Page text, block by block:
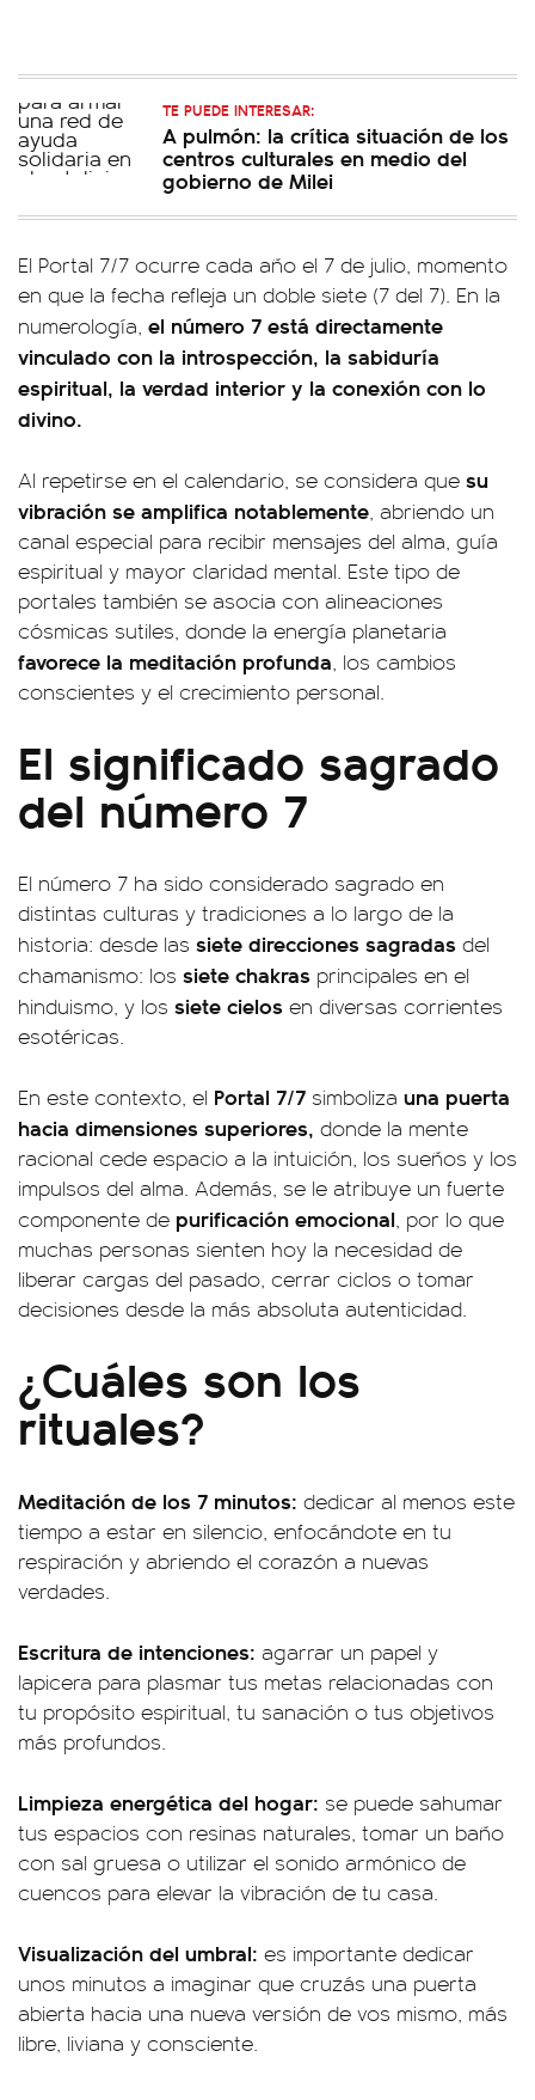
TE PUEDE INTERESAR:
A pulmón: la crítica situación de los
centros culturales en medio del
gobierno de Milei
El Portal 7/7 ocurre cada año el 7 de julio, momento
en que la fecha refleja un doble siete (7 del 7). En la
numerología, el número 7 está directamente
vinculado con la introspección, la sabiduría
espiritual, la verdad interior y la conexión con lo
divino.
Al repetirse en el calendario, se considera que su
vibración se amplifica notablemente, abriendo un
canal especial para recibir mensajes del alma, guía
espiritual y mayor claridad mental. Este tipo de
portales también se asocia con alineaciones
cósmicas sutiles, donde la energía planetaria
favorece la meditación profunda, los cambios
conscientes y el crecimiento personal.
El significado sagrado
del número 7
El número 7 ha sido considerado sagrado en
distintas culturas y tradiciones a lo largo de la
historia: desde las siete direcciones sagradas del
chamanismo: los siete chakras principales en el
hinduismo, y los siete cielos en diversas corrientes
esotéricas.
En este contexto, el Portal 7/7 simboliza una puerta
hacia dimensiones superiores, donde la mente
racional cede espacio a la intuición, los sueños y los
impulsos del alma. Además, se le atribuye un fuerte
componente de purificación emocional, por lo que
muchas personas sienten hoy la necesidad de
liberar cargas del pasado, cerrar ciclos o tomar
decisiones desde la más absoluta autenticidad.
¿Cuáles son los
rituales?
Meditación de los 7 minutos: dedicar al menos este
tiempo a estar en silencio, enfocándote en tu
respiración y abriendo el corazón a nuevas
verdades.
Escritura de intenciones: agarrar un papel y
lapicera para plasmar tus metas relacionadas con
tu propósito espiritual, tu sanación o tus objetivos
más profundos.
Limpieza energética del hogar: se puede sahumar
tus espacios con resinas naturales, tomar un baño
con sal gruesa o utilizar el sonido armónico de
cuencos para elevar la vibración de tu casa.
Visualización del umbral: es importante dedicar
unos minutos a imaginar que cruzás una puerta
abierta hacia una nueva versión de vos mismo, más
libre, liviana y consciente.